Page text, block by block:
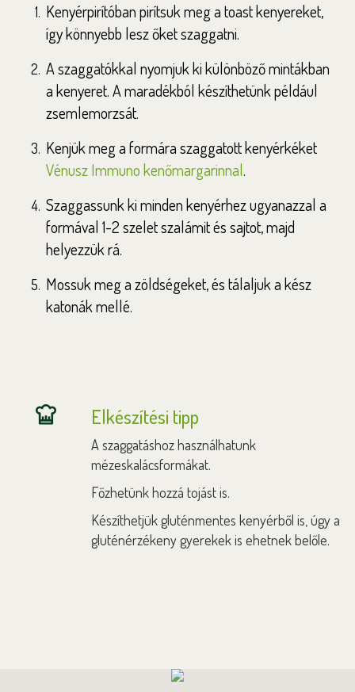
Kenyérpirítóban pirítsuk meg a toast kenyereket,
így könnyebb lesz őket szaggatni.
A szaggatókkal nyomjuk ki különböző mintákban
a kenyeret. A maradékból készíthetünk például
zsemlemorzsát.
Kenjük meg a formára szaggatott kenyérkéket
Vénusz Immuno kenőmargarinnal.
Szaggassunk ki minden kenyérhez ugyanazzal a
formával 1-2 szelet szalámit és sajtot, majd
helyezzük rá.
Mossuk meg a zöldségeket, és tálaljuk a kész
katonák mellé.
Elkészítési tipp
A szaggatáshoz használhatunk
mézeskalácsformákat.
Főzhetünk hozzá tojást is.
Készíthetjük gluténmentes kenyérből is, úgy a
gluténérzékeny gyerekek is ehetnek belőle.